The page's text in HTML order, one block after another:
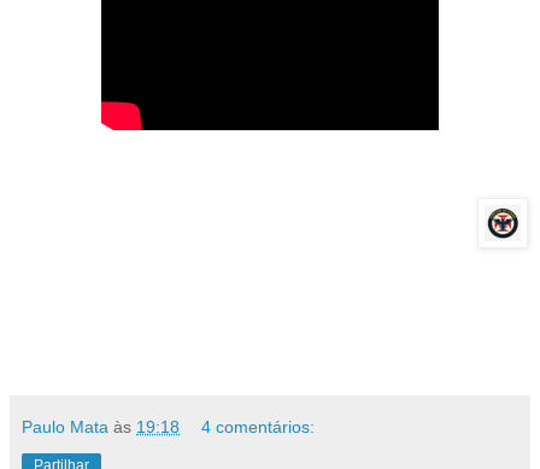
Paulo Mata às 19:18 4 comentários:
Partilhar